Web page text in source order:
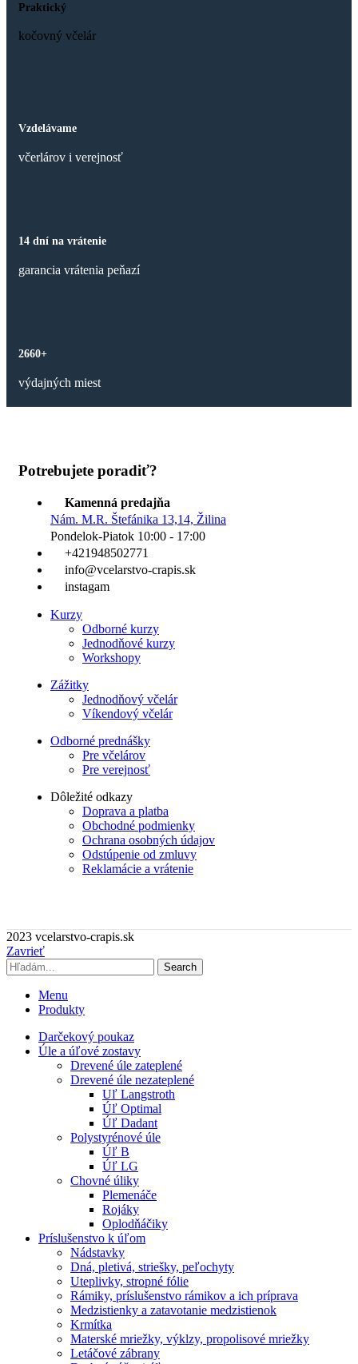
Praktický
kočovný včelár
Vzdelávame
včerlárov i verejnosť
14 dní na vrátenie
garancia vrátenia peňazí
2660+
výdajných miest
Potrebujete poradiť?
Kamenná predajňa
Nám. M.R. Štefánika 13,14, Žilina
Pondelok-Piatok 10:00 - 17:00
+421948502771
info@vcelarstvo-crapis.sk
instagam
Kurzy
Odborné kurzy
Jednodňové kurzy
Workshopy
Zážitky
Jednodňový včelár
Víkendový včelár
Odborné prednášky
Pre včelárov
Pre verejnosť
Dôležité odkazy
Doprava a platba
Obchodné podmienky
Ochrana osobných údajov
Odstúpenie od zmluvy
Reklamácie a vrátenie
2023 vcelarstvo-crapis.sk
Zavrieť
Search
Menu
Produkty
Darčekový poukaz
Úle a úľové zostavy
Drevené úle zateplené
Drevené úle nezateplené
Uľ Langstroth
Úľ Optimal
Úľ Dadant
Polystyrénové úle
Úľ B
Úľ LG
Chovné úliky
Plemenáče
Rojáky
Oplodňáčiky
Príslušenstvo k úľom
Nádstavky
Dná, pletivá, striešky, peľochyty
Uteplivky, stropné fólie
Rámiky, príslušenstvo rámikov a ich príprava
Medzistienky a zatavotanie medzistienok
Krmítka
Materské mriežky, výklzy, propolisové mriežky
Letáčové zábrany